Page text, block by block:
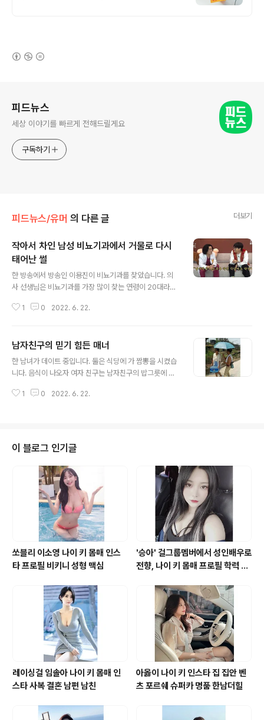
피드뉴스
세상 이야기를 빠르게 전해드릴게요
구독하기
피드뉴스/유머 의 다른 글 더보기
작아서 차인 남성 비뇨기과에서 거물로 다시
태어난 썰
한 방송에서 방송인 이용진이 비뇨기과를 찾았습니다. 의
사 선생님은 비뇨기과를 가장 많이 찾는 연령이 20대라고
의 사연을 들려주었습니다. 잘생긴 얼굴에 모든 것을 갖춘
싱 모델 조인영 나이 키 몸매 인스타 골프 레이싱모델 조인
영은 1990년 6월 29일생으로 올해 나이 33살입니다. 키
172cm에 몸무게 48kg으로 볼륨감 넘치는 아름다운 몸
이 35inch입니다. 조인 feednews.co.kr DJ소다 나이
1 0 2022. 6. 22.
남자친구의 믿기 힘든 매너
한 남녀가 데이트 중입니다. 둘은 식당에 가 짬뽕을 시켰습
니다. 음식이 나오자 여자 친구는 남자친구의 밥그릇에 손
는 저 인성 무엇??? 하지만 남친은 자상하게 자신의 건더기
다. 위급한 순간... 딸 아이가 엄마에게 다가옵니다... 몸을
숙여 엄마의 상태를 확인한 그 순간~!!!! 딸 아이는 무언가
를 주 feednews.co.kr 잘못 답하면 목숨이 위태로워지
는 여자언어 여자들의 언어는 절대로 있는 그대로 믿으면
안 된다고 합니다. 특히 여자친구나 와이프가 말한대로 하
1 0 2022. 6. 22.
이 블로그 인기글
쏘블리 이소영 나이 키 몸매 인스
타 프로필 비키니 성형 맥심
'승아' 걸그룹멤버에서 성인배우로
전향, 나이 키 몸매 프로필 학력 바
레이싱걸 임솔아 나이 키 몸매 인
스타 사복 결혼 남편 남친
아옳이 나이 키 인스타 집 집안 벤
츠 포르쉐 슈퍼카 명품 한남더힐